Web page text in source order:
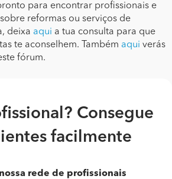
para encontrar profissionais e
reformas ou serviços de
deixa aqui a tua consulta para que
te aconselhem. Também aqui verás
fórum.
Consegue
facilmente
rede de profissionais